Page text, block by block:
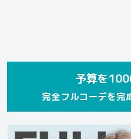
予算を
完全フルコーデを完